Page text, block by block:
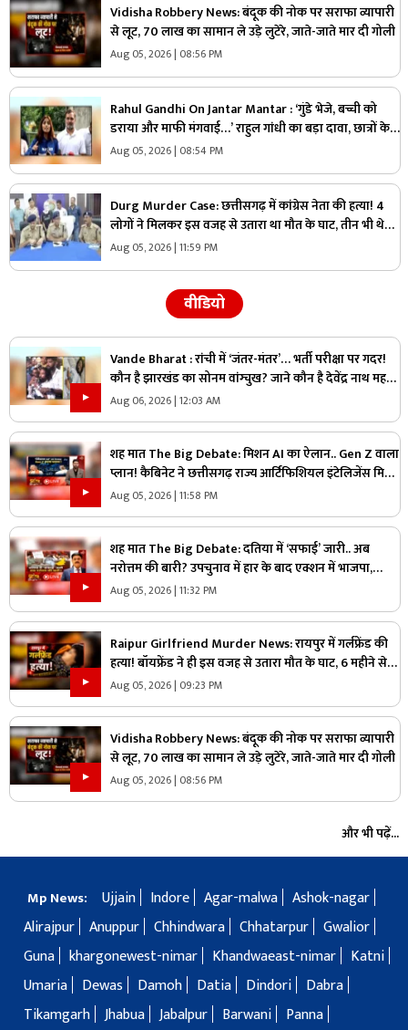
Vidisha Robbery News: बंदूक की नोक पर सराफा व्यापारी
से लूट, 70 लाख का सामान ले उड़े लुटेरे, जाते-जाते मार दी गोली
Aug 05, 2026 | 08:56 PM
Rahul Gandhi On Jantar Mantar : ‘गुंडे भेजे, बच्ची को
डराया और माफी मंगवाई…’ राहुल गांधी का बड़ा दावा, छात्रों के
साथ खोला मोर्चा
Aug 05, 2026 | 08:54 PM
Durg Murder Case: छत्तीसगढ़ में कांग्रेस नेता की हत्या! 4
लोगों ने मिलकर इस वजह से उतारा था मौत के घाट, तीन भी थे
वारदात में शामिल
Aug 05, 2026 | 11:59 PM
वीडियो
Vande Bharat : रांची में ‘जंतर-मंतर’… भर्ती परीक्षा पर गदर!
कौन है झारखंड का सोनम वांग्चुख? जाने कौन है देवेंद्र नाथ महतो
?
Aug 06, 2026 | 12:03 AM
शह मात The Big Debate: मिशन AI का ऐलान.. Gen Z वाला
प्लान! कैबिनेट ने छत्तीसगढ़ राज्य आर्टिफिशियल इंटेलिजेंस मिशन
को दी मंजूरी, क्या Gen Z को ध्यान में रखकर तैयार किया गया
प्लान?
Aug 05, 2026 | 11:58 PM
शह मात The Big Debate: दतिया में ‘सफाई’ जारी.. अब
नरोत्तम की बारी? उपचुनाव में हार के बाद एक्शन में भाजपा,
लोकल बॉडी की सफाई के बाद असली निशाने पर कौन?
Aug 05, 2026 | 11:32 PM
Raipur Girlfriend Murder News: रायपुर में गर्लफ्रेंड की
हत्या! बॉयफ्रेंड ने ही इस वजह से उतारा मौत के घाट, 6 महीने से
रह रहे थे लिव इन में
Aug 05, 2026 | 09:23 PM
Vidisha Robbery News: बंदूक की नोक पर सराफा व्यापारी
से लूट, 70 लाख का सामान ले उड़े लुटेरे, जाते-जाते मार दी गोली
Aug 05, 2026 | 08:56 PM
और भी पढ़ें...
Mp News: Ujjain Indore Agar-malwa Ashok-nagar
Alirajpur Anuppur Chhindwara Chhatarpur Gwalior
Guna khargonewest-nimar Khandwaeast-nimar
Katni
Umaria
Dewas Damoh Datia Dindori
Dabra
Tikamgarh Jhabua Jabalpur Barwani
Panna